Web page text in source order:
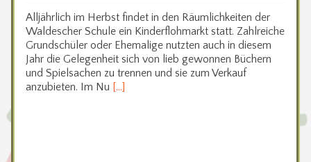
Alljährlich im Herbst findet in den Räumlichkeiten der
Waldescher Schule ein Kinderflohmarkt statt. Zahlreiche
Grundschüler oder Ehemalige nutzten auch in diesem
Jahr die Gelegenheit sich von lieb gewonnen Büchern
und Spielsachen zu trennen und sie zum Verkauf
anzubieten. Im Nu […]